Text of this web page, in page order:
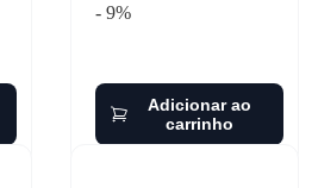
- 9%
Adicionar ao
carrinho